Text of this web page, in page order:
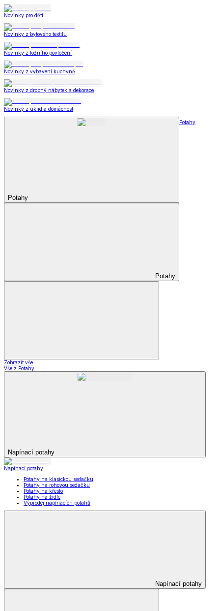
Novinky pro děti
Novinky z bytového textilu
Novinky z ložního povlečení
Novinky z vybavení kuchyně
Novinky z drobný nábytek a dekorace
Novinky z úklid a domácnost
Potahy
Potahy
Potahy
Zobrazit vše
Vše z Potahy
Napínací potahy
Napínací potahy
Potahy na klasickou sedačku
Potahy na rohovou sedačku
Potahy na křeslo
Potahy na židle
Výprodej napínacích potahů
Napínací potahy